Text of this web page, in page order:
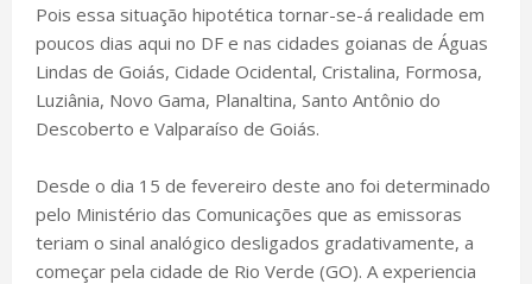
Pois essa situação hipotética tornar-se-á realidade em
poucos dias aqui no DF e nas cidades goianas de Águas
Lindas de Goiás, Cidade Ocidental, Cristalina, Formosa,
Luziânia, Novo Gama, Planaltina, Santo Antônio do
Descoberto e Valparaíso de Goiás.
Desde o dia 15 de fevereiro deste ano foi determinado
pelo Ministério das Comunicações que as emissoras
teriam o sinal analógico desligados gradativamente, a
começar pela cidade de Rio Verde (GO). A experiencia